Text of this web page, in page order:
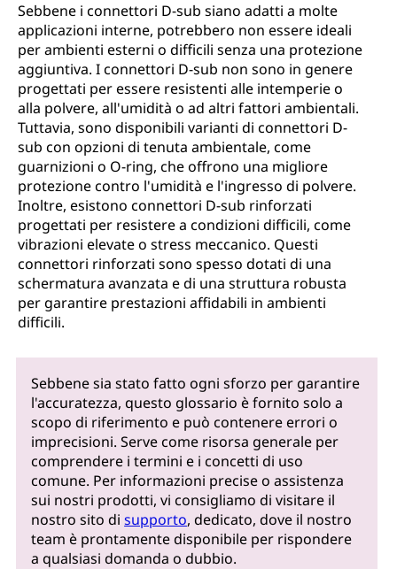
Sebbene i connettori D-sub siano adatti a molte
applicazioni interne, potrebbero non essere ideali
per ambienti esterni o difficili senza una protezione
aggiuntiva. I connettori D-sub non sono in genere
progettati per essere resistenti alle intemperie o
alla polvere, all'umidità o ad altri fattori ambientali.
Tuttavia, sono disponibili varianti di connettori D-
sub con opzioni di tenuta ambientale, come
guarnizioni o O-ring, che offrono una migliore
protezione contro l'umidità e l'ingresso di polvere.
Inoltre, esistono connettori D-sub rinforzati
progettati per resistere a condizioni difficili, come
vibrazioni elevate o stress meccanico. Questi
connettori rinforzati sono spesso dotati di una
schermatura avanzata e di una struttura robusta
per garantire prestazioni affidabili in ambienti
difficili.
Sebbene sia stato fatto ogni sforzo per garantire
l'accuratezza, questo glossario è fornito solo a
scopo di riferimento e può contenere errori o
imprecisioni. Serve come risorsa generale per
comprendere i termini e i concetti di uso
comune. Per informazioni precise o assistenza
sui nostri prodotti, vi consigliamo di visitare il
nostro sito disupporto, dedicato, dove il nostro
team è prontamente disponibile per rispondere
a qualsiasi domanda o dubbio.